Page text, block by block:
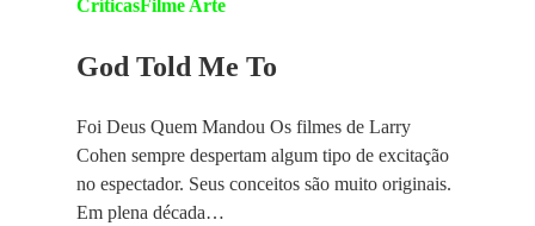
CríticasFilme Arte
God Told Me To
Foi Deus Quem Mandou Os filmes de Larry
Cohen sempre despertam algum tipo de excitação
no espectador. Seus conceitos são muito originais.
Em plena década…